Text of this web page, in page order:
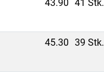
43.90 41 Stk.
45.30 39 Stk.